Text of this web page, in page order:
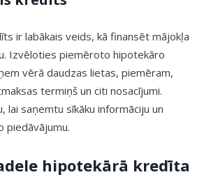
ir labākais veids, kā finansēt mājokļa
Izvēloties piemēroto hipotekāro
vērā daudzas lietas, piemēram,
termiņš un citi nosacījumi.
lai saņemtu sīkāku informāciju un
piedāvājumu.
hipotekārā kredīta